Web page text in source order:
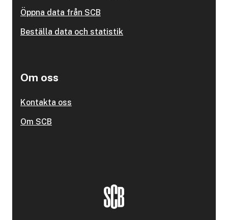
Öppna data från SCB
Beställa data och statistik
Om oss
Kontakta oss
Om SCB